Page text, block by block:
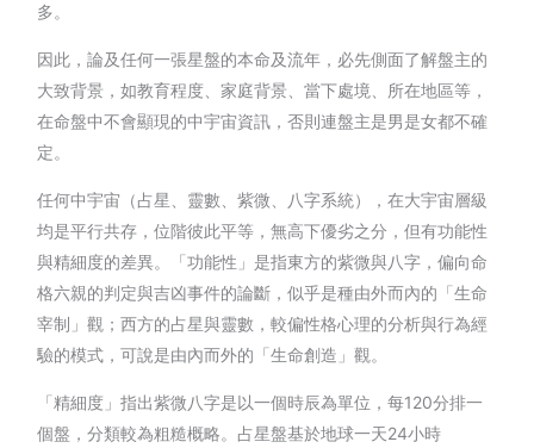
多。
因此，論及任何一張星盤的本命及流年，必先側面了解盤主的
大致背景，如教育程度、家庭背景、當下處境、所在地區等，
在命盤中不會顯現的中宇宙資訊，否則連盤主是男是女都不確
定。
任何中宇宙（占星、靈數、紫微、八字系統），在大宇宙層級
均是平行共存，位階彼此平等，無高下優劣之分，但有功能性
與精細度的差異。「功能性」是指東方的紫微與八字，偏向命
格六親的判定與吉凶事件的論斷，似乎是種由外而內的「生命
宰制」觀；西方的占星與靈數，較偏性格心理的分析與行為經
驗的模式，可說是由內而外的「生命創造」觀。
「精細度」指出紫微八字是以一個時辰為單位，每120分排一
個盤，分類較為粗糙概略。占星盤基於地球一天24小時